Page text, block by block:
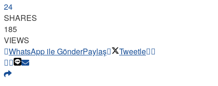
24
SHARES
185
VIEWS
WhatsApp ile GönderPaylaş Tweetle